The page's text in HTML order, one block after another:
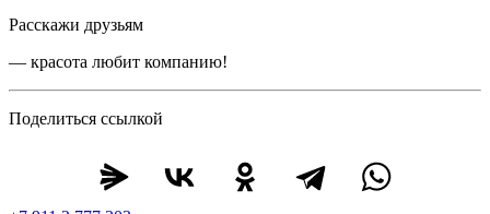
Расскажи друзьям
— красота любит компанию!
Поделиться ссылкой